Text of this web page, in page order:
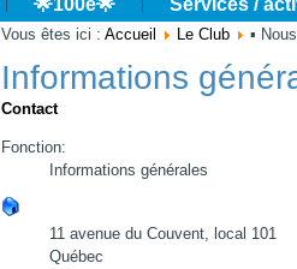
🌟100e🌟 Services /
Vous êtes ici : Accueil Le Club ▪
Informations
Contact
Fonction:
Informations générales
11 avenue du Couvent, local 101
Québec